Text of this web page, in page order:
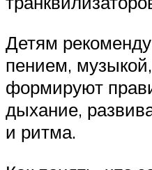
Детям
пением,
формируют
дыхание,
и ритма.